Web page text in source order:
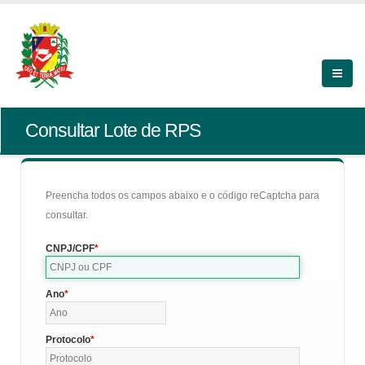
Consultar Lote de RPS
Preencha todos os campos abaixo e o código reCaptcha para
consultar.
CNPJ/CPF
Ano
Protocolo